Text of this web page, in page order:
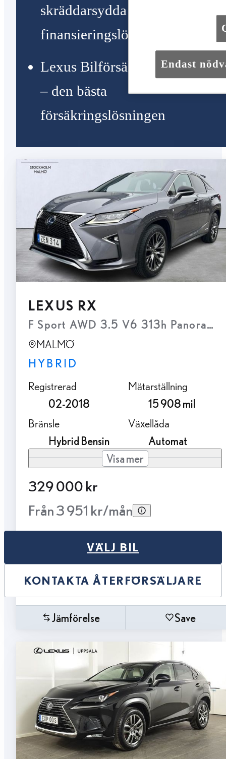
skräddarsydda
finansieringslösningar
Lexus Bilförsäkring Premium
– den bästa
försäkringslösningen
LEXUS RX
F Sport AWD 3.5 V6 313h
MALMÖ
HYBRID
Registrerad
02-2018
Mätarställning
15 908 mil
Bränsle
Hybrid Bensin
Växellåda
Automat
Visa mer
329 000 kr
Från 3 951 kr/mån
VÄLJ BIL
KONTAKTA ÅTERFÖRSÄLJARE
Jämförelse Save
Endast